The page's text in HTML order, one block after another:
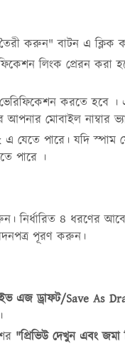
তৈরী করুন" বাটন এ ক্লিক
লিংক প্রেরন করা
করতে হবে
মোবাইল নাম্বার
এ যেতে পারে। যদি
পারে ।
৪ ধরণের
পূরণ করুন।
এজ ড্রাফট/Save As
"প্রিভিউ দেখুন এবং জমা